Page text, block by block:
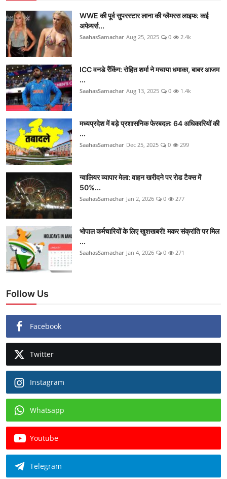
WWE की पूर्व सुपरस्टार लाना की ग्लैमरस लाइफ: कई
अफेयर्स...
SaahasSamachar Aug 25, 2025 0 2.4k
ICC वनडे रैंकिंग: रोहित शर्मा ने मचाया धमाका, बाबर आजम
...
SaahasSamachar Aug 13, 2025 0 1.4k
मध्यप्रदेश में बड़े प्रशासनिक फेरबदल: 64 अधिकारियों की
...
SaahasSamachar Dec 25, 2025 0 299
ग्वालियर व्यापार मेला: वाहन खरीदने पर रोड टैक्स में
50%...
SaahasSamachar Jan 2, 2026 0 277
भोपाल कर्मचारियों के लिए खुशखबरी! मकर संक्रांति पर मिल
...
SaahasSamachar Jan 4, 2026 0 271
Follow Us
Facebook
Twitter
Instagram
Whatsapp
Youtube
Telegram